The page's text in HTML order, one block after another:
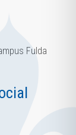
Fulda